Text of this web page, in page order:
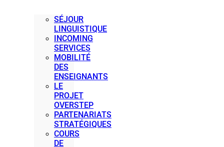
SÉJOUR
LINGUISTIQUE
INCOMING
SERVICES
MOBILITÉ
DES
ENSEIGNANTS
LE
PROJET
OVERSTEP
PARTENARIATS
STRATÉGIQUES
COURS
DE